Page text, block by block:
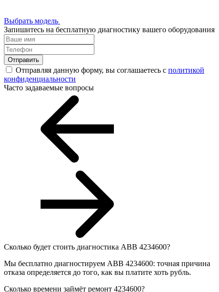
Выбрать модель
Запишитесь на бесплатную диагностику вашего оборудования
Отправить
Отправляя данную форму, вы соглашаетесь с политикой
конфиденциальности
Часто задаваемые вопросы
Сколько будет стоить диагностика ABB 4234600?
Мы бесплатно диагностируем ABB 4234600: точная причина
отказа определяется до того, как вы платите хоть рубль.
Сколько времени займёт ремонт 4234600?